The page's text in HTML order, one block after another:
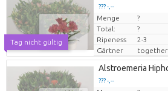
Tag nicht gültig
??? -,--
Preis pro Stück
Menge ?
Total:
?
Ripeness
2-3
Gärtner
Alstroemeria
??? -,--